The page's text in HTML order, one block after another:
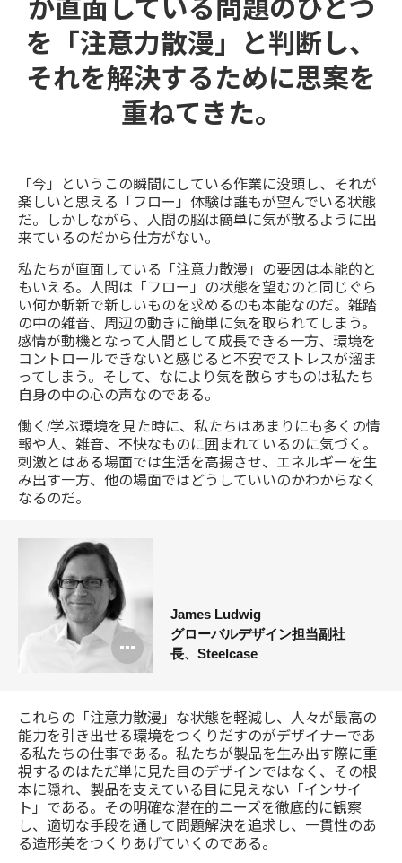
を「注意力散漫」と判断し、
それを解決するために思案を
重ねてきた。
「今」というこの瞬間にしている作業に没頭し、それが
楽しいと思える「フロー」体験は誰もが望んでいる状態
だ。しかしながら、人間の脳は簡単に気が散るように出
来ているのだから仕方がない。
私たちが直面している「注意力散漫」の要因は本能的と
もいえる。人間は「フロー」の状態を望むのと同じぐら
い何か斬新で新しいものを求めるのも本能なのだ。雑踏
の中の雑音、周辺の動きに簡単に気を取られてしまう。
感情が動機となって人間として成長できる一方、環境を
コントロールできないと感じると不安でストレスが溜ま
ってしまう。そして、なにより気を散らすものは私たち
自身の中の心の声なのである。
働く/学ぶ環境を見た時に、私たちはあまりにも多くの情
報や人、雑音、不快なものに囲まれているのに気づく。
刺激とはある場面では生活を高揚させ、エネルギーを生
み出す一方、他の場面ではどうしていいのかわからなく
なるのだ。
Open
image
tooltip
James Ludwig
グローバルデザイン担当副社
長、Steelcase
これらの「注意力散漫」な状態を軽減し、人々が最高の
能力を引き出せる環境をつくりだすのがデザイナーであ
る私たちの仕事である。私たちが製品を生み出す際に重
視するのはただ単に見た目のデザインではなく、その根
本に隠れ、製品を支えている目に見えない「インサイ
ト」である。その明確な潜在的ニーズを徹底的に観察
し、適切な手段を通して問題解決を追求し、一貫性のあ
る造形美をつくりあげていくのである。